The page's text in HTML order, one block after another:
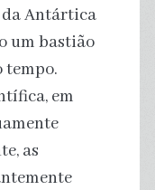
Antártica
um bastião
tempo.
em
as